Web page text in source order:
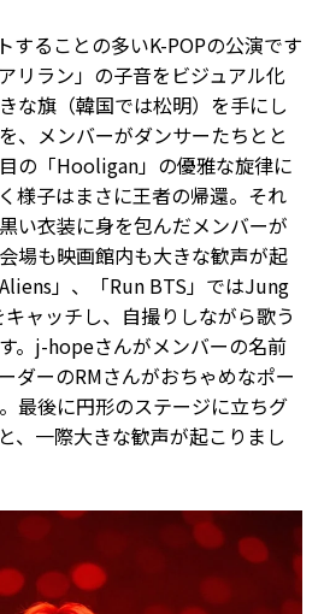
することの多いK-POPの公演です
リラン」の子音をビジュアル化
な旗（韓国では松明）を手にし
、メンバーがダンサーたちとと
の「Hooligan」の優雅な旋律に
様子はまさに王者の帰還。それ
い衣装に身を包んだメンバーが
場も映画館内も大きな歓声が起
」、「Run BTS」ではJung
ャッチし、自撮りしながら歌う
。j-hopeさんがメンバーの名前
ダーのRMさんがおちゃめなポー
最後に円形のステージに立ちグ
、一際大きな歓声が起こりまし